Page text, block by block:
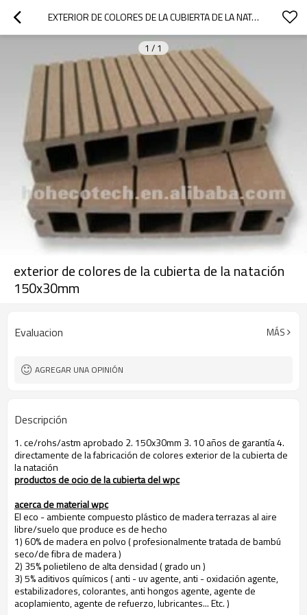
EXTERIOR DE COLORES DE LA CUBIERTA DE LA NATACIÓN 150X30MM
1 / 1
exterior de colores de la cubierta de la natación
150x30mm
Evaluacion MÁS
AGREGAR UNA OPINIÓN
Descripción
1. ce/rohs/astm aprobado 2. 150x30mm 3. 10 años de garantía 4.
directamente de la fabricación de colores exterior de la cubierta de
la natación
productos de ocio de la cubierta del wpc
acerca de material wpc
El eco - ambiente compuesto plástico de madera terrazas al aire
libre/suelo que produce es de hecho
1) 60% de madera en polvo ( profesionalmente tratada de bambú
seco/de fibra de madera )
2) 35% polietileno de alta densidad ( grado un )
3) 5% aditivos químicos ( anti - uv agente, anti - oxidación agente,
estabilizadores, colorantes, anti hongos agente, agente de
acoplamiento, agente de refuerzo, lubricantes... Etc. )